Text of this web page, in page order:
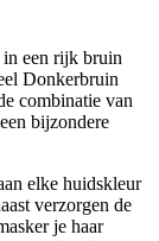
in een rijk bruin
Donkerbruin
combinatie van
bijzondere
elke huidskleur
verzorgen de
je haar